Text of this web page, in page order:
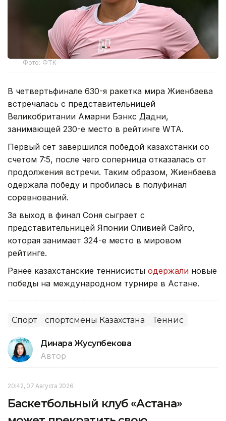
Фото: ФТК
В четвертьфинале 630-я ракетка мира Жиенбаева
встречалась с представительницей
Великобритании Амарни Бэнкс Дадни,
занимающей 230-е место в рейтинге WTA.
Первый сет завершился победой казахстанки со
счетом 7:5, после чего соперница отказалась от
продолжения встречи. Таким образом, Жиенбаева
одержала победу и пробилась в полуфинал
соревнований.
За выход в финал Соня сыграет с
представительницей Японии Оливией Сайго,
которая занимает 324-е место в мировом
рейтинге.
Ранее казахстанские теннисисты одержали новые
победы на международном турнире в Астане.
Спорт спортсмены Казахстана Теннис
Динара Жусупбекова
Автор
20:42, 07 Августа 2026
Баскетбольный клуб «Астана»